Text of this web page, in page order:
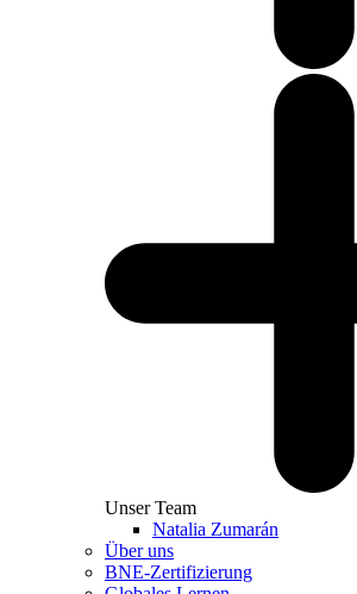
Unser Team
Natalia Zumarán
Über uns
BNE-Zertifizierung